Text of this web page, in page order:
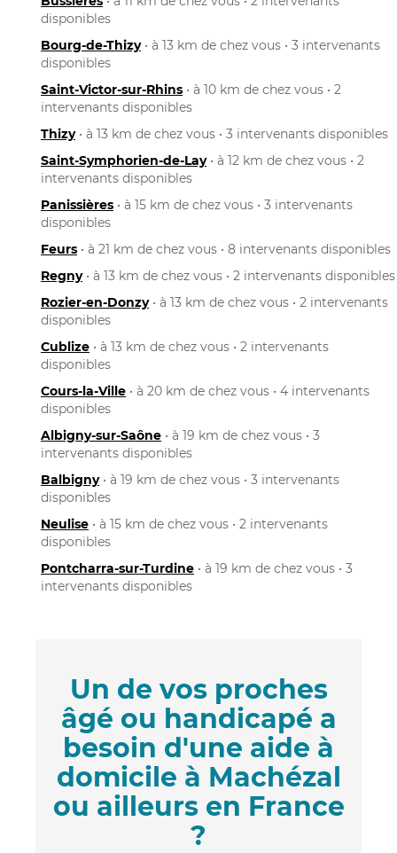
disponibles
Bourg-de-Thizy• à 13 km de chez vous • 3 intervenants
disponibles
Saint-Victor-sur-Rhins • à 10 km de chez vous • 2
intervenants disponibles
Thizy• à 13 km de chez vous • 3 intervenants disponibles
Saint-Symphorien-de-Lay• à 12 km de chez vous • 2
intervenants disponibles
Panissières • à 15 km de chez vous • 3 intervenants
disponibles
Feurs • à 21 km de chez vous • 8 intervenants disponibles
Regny• à 13 km de chez vous • 2 intervenants disponibles
Rozier-en-Donzy• à 13 km de chez vous • 2 intervenants
disponibles
Cublize • à 13 km de chez vous • 2 intervenants
disponibles
Cours-la-Ville • à 20 km de chez vous • 4 intervenants
disponibles
Albigny-sur-Saône • à 19 km de chez vous • 3
intervenants disponibles
Balbigny• à 19 km de chez vous • 3 intervenants
disponibles
Neulise • à 15 km de chez vous • 2 intervenants
disponibles
Pontcharra-sur-Turdine • à 19 km de chez vous • 3
intervenants disponibles
Un de vos proches
âgé ou handicapé a
besoin d'une aide à
domicile à Machézal
ou ailleurs en France
?